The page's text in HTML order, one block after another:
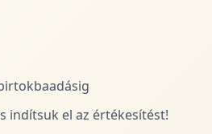
indítsuk el az értékesítést!